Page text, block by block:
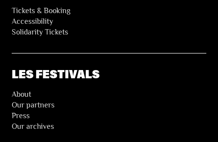
Tickets & Booking
Accessibility
Solidarity Tickets
LES FESTIVALS
About
Our partners
Press
Our archives